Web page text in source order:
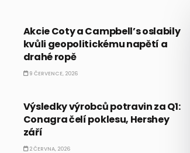
Akcie Coty a Campbell’s oslabily
kvůli geopolitickému napětí a
drahé ropě
9 ČERVENCE, 2026
Výsledky výrobců potravin za Q1:
Conagra čelí poklesu, Hershey
září
2 ČERVNA, 2026